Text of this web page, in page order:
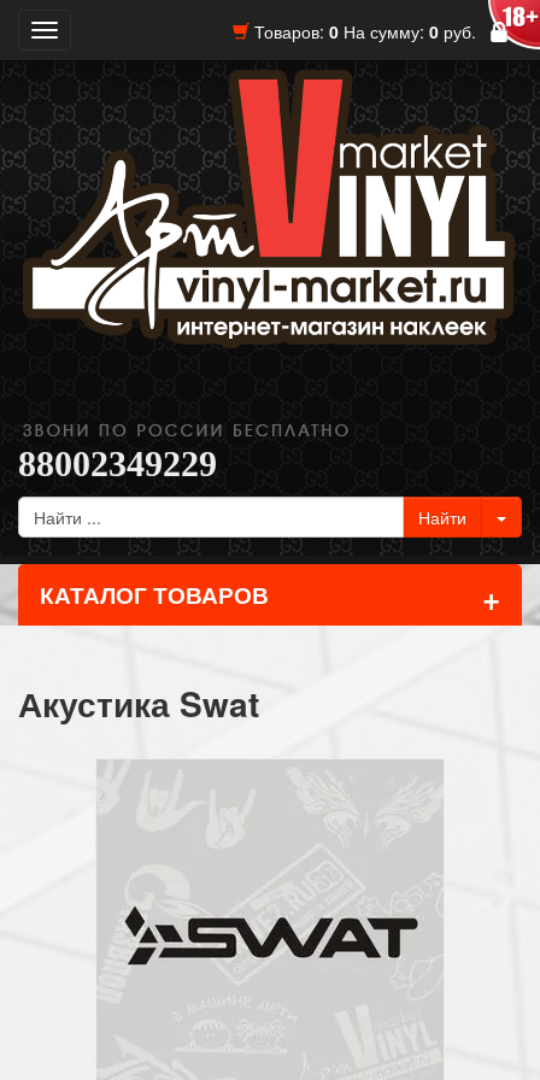
Товаров: 0 На сумму: 0 руб.
Toggle
navigation
88002349229
КАТАЛОГ ТОВАРОВ +
Акустика Swat